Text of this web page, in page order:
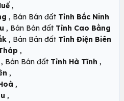
,
, Bán Bán đất Tỉnh Bắc Ninh
, Bán Bán đất Tỉnh Cao Bằng
, Bán Bán đất Tỉnh Điện Biên
,
, Bán Bán đất Tỉnh Hà Tĩnh ,
,
,
,